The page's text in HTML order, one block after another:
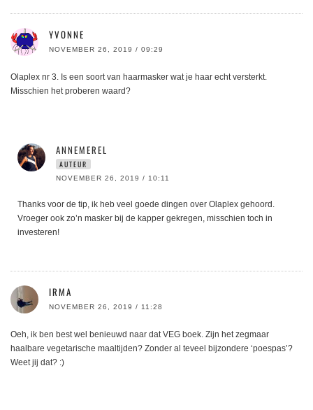
YVONNE
NOVEMBER 26, 2019 / 09:29
Olaplex nr 3. Is een soort van haarmasker wat je haar echt versterkt.
Misschien het proberen waard?
ANNEMEREL
AUTEUR
NOVEMBER 26, 2019 / 10:11
Thanks voor de tip, ik heb veel goede dingen over Olaplex gehoord.
Vroeger ook zo’n masker bij de kapper gekregen, misschien toch in
investeren!
IRMA
NOVEMBER 26, 2019 / 11:28
Oeh, ik ben best wel benieuwd naar dat VEG boek. Zijn het zegmaar
haalbare vegetarische maaltijden? Zonder al teveel bijzondere ‘poespas’?
Weet jij dat? :)